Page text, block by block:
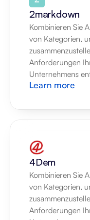
2markdown
Kombinieren Sie
von Kategorien,
Anforderungen
Unternehmens
Learn more
4Dem
Kombinieren Sie
von Kategorien,
Anforderungen